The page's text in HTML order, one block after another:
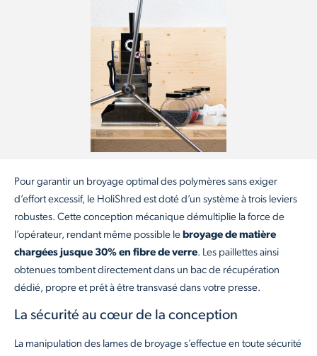
Pour garantir un broyage optimal des polymères sans exiger
d’effort excessif, le HoliShred est doté d’un système à trois leviers
robustes. Cette conception mécanique démultiplie la force de
l’opérateur, rendant même possible le broyage de matière
chargées jusque 30% en fibre de verre. Les paillettes ainsi
obtenues tombent directement dans un bac de récupération
dédié, propre et prêt à être transvasé dans votre presse.
La sécurité au cœur de la conception
La manipulation des lames de broyage s’effectue en toute sécurité